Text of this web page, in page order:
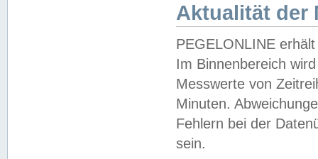
Aktualität der
PEGELONLINE
Im Binnenbereich
Messwerte von
Minuten.
Fehlern bei der
sein.